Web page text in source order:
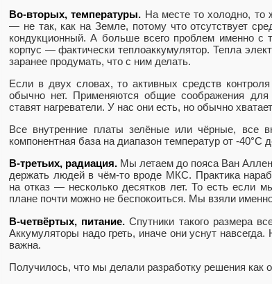
Во-вторых, температуры. На месте то холодно, то
— не так, как на Земле, потому что отсутствует
кондукционный. А больше всего проблем именно с
корпус — фактически теплоаккумулятор. Тепла
заранее продумать, что с ним делать.
Если в двух словах, то активных средств
обычно нет. Применяются общие соображения для
ставят нагреватели. У нас они есть, но обычно
Все внутренние платы зелёные или чёрные, все
компонентная база на диапазон температур от -40°C
В-третьих, радиация. Мы летаем до пояса Ван
держать людей в чём-то вроде МКС. Практика
на отказ — несколько десятков лет. То есть если
плане почти можно не беспокоиться. Мы взяли
В-четвёртых, питание. Спутники такого размера
Аккумуляторы надо греть, иначе они уснут
важна.
Получилось, что мы делали разработку решения как